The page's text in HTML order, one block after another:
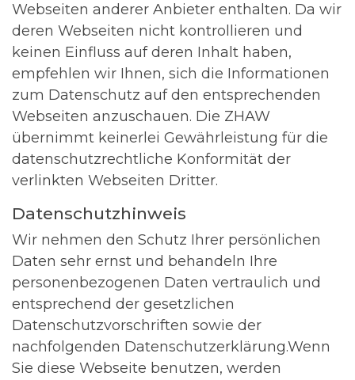
Webseiten anderer Anbieter enthalten. Da wir
deren Webseiten nicht kontrollieren und
keinen Einfluss auf deren Inhalt haben,
empfehlen wir Ihnen, sich die Informationen
zum Datenschutz auf den entsprechenden
Webseiten anzuschauen. Die ZHAW
übernimmt keinerlei Gewährleistung für die
datenschutzrechtliche Konformität der
verlinkten Webseiten Dritter.
Datenschutzhinweis
Wir nehmen den Schutz Ihrer persönlichen
Daten sehr ernst und behandeln Ihre
personenbezogenen Daten vertraulich und
entsprechend der gesetzlichen
Datenschutzvorschriften sowie der
nachfolgenden Datenschutzerklärung.Wenn
Sie diese Webseite benutzen, werden